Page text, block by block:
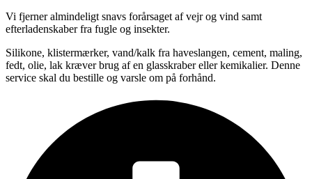
Vi fjerner almindeligt snavs forårsaget af vejr og vind samt
efterladenskaber fra fugle og insekter.
Silikone, klistermærker, vand/kalk fra haveslangen, cement, maling,
fedt, olie, lak kræver brug af en glasskraber eller kemikalier. Denne
service skal du bestille og varsle om på forhånd.